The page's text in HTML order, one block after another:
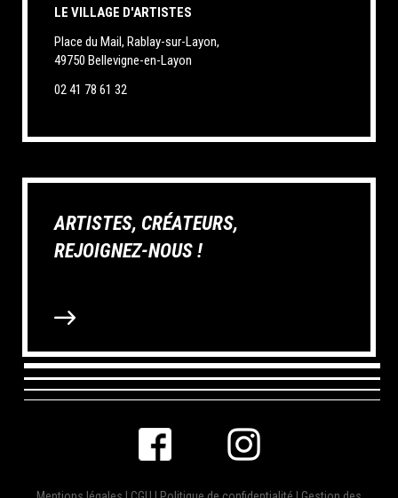
LE VILLAGE D'ARTISTES
Place du Mail, Rablay-sur-Layon,
49750 Bellevigne-en-Layon
02 41 78 61 32
ARTISTES, CRÉATEURS,
REJOIGNEZ-NOUS !